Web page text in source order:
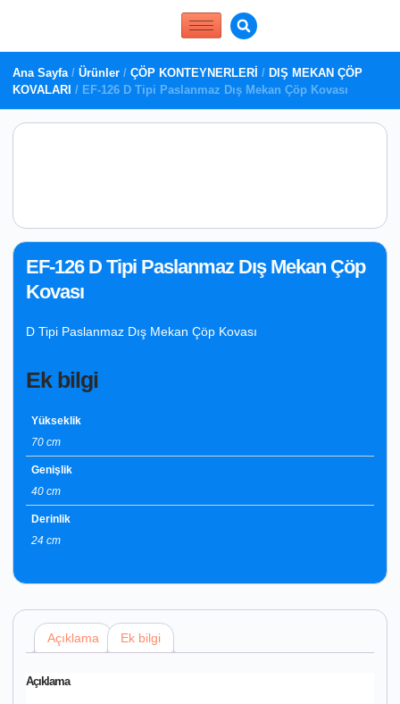
Ana Sayfa/ Ürünler / ÇÖP KONTEYNERLERİ / DIŞ MEKAN ÇÖP
KOVALARI / EF-126 D Tipi Paslanmaz Dış Mekan Çöp Kovası
EF-126 D Tipi Paslanmaz Dış Mekan Çöp
Kovası
D Tipi Paslanmaz Dış Mekan Çöp Kovası
Ek bilgi
Yükseklik
70 cm
Genişlik
40 cm
Derinlik
24 cm
Açıklama Ek bilgi
Açıklama